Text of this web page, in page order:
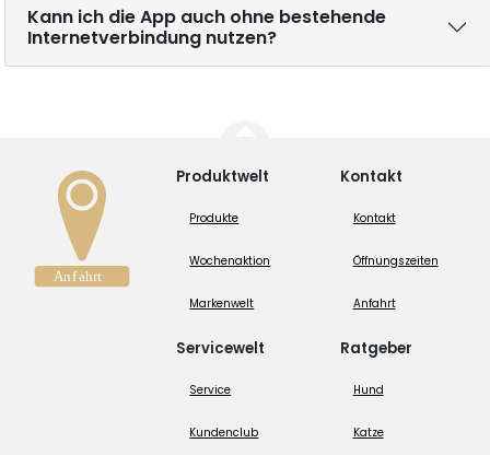
Kann ich die App auch ohne bestehende
Internetverbindung nutzen?
Produktwelt
Produkte
Wochenaktion
Markenwelt
Servicewelt
Service
Kundenclub
Kontakt
Kontakt
Öffnungszeiten
Anfahrt
Ratgeber
Hund
Katze